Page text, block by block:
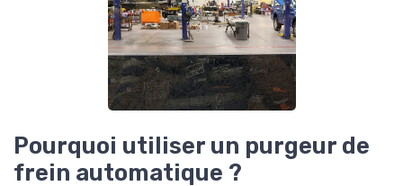
Pourquoi utiliser un purgeur de
frein automatique ?